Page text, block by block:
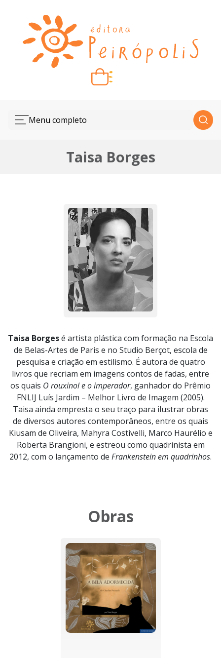
Carrinho vazio
Quando escolher seus livros, eles aparecem aqui.
Menu completo
Taisa Borges
Taisa Borgesé artista plástica com formação na Escola
de Belas-Artes de Paris e no Studio Berçot, escola de
pesquisa e criação em estilismo. É autora de quatro
livros que recriam em imagens contos de fadas, entre
os quais O rouxinol e o imperador, ganhador do Prêmio
FNLIJ Luís Jardim – Melhor Livro de Imagem (2005).
Taisa ainda empresta o seu traço para ilustrar obras
de diversos autores contemporâneos, entre os quais
Kiusam de Oliveira, Mahyra Costivelli, Marco Haurélio e
Roberta Brangioni, e estreou como quadrinista em
2012, com o lançamento de Frankenstein em quadrinhos.
Obras